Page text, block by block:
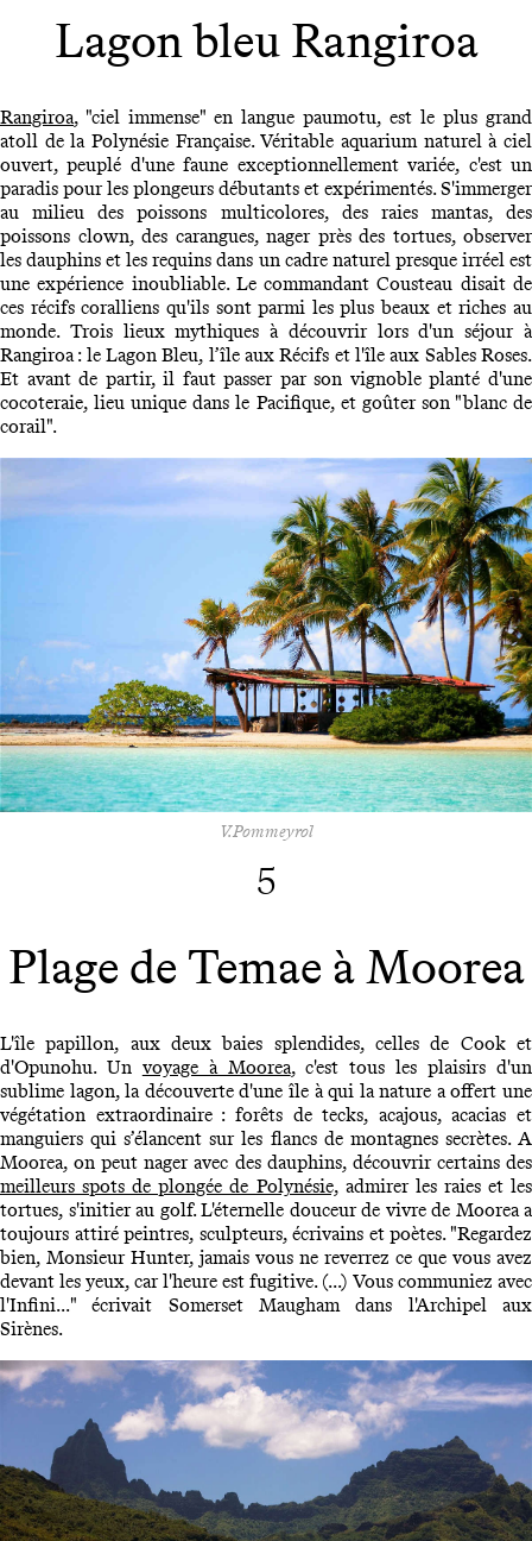
Lagon bleu Rangiroa
Rangiroa, "ciel immense" en langue paumotu, est le plus grand
atoll de la Polynésie Française. Véritable aquarium naturel à ciel
ouvert, peuplé d'une faune exceptionnellement variée, c'est un
paradis pour les plongeurs débutants et expérimentés. S'immerger
au milieu des poissons multicolores, des raies mantas, des
poissons clown, des carangues, nager près des tortues, observer
les dauphins et les requins dans un cadre naturel presque irréel est
une expérience inoubliable. Le commandant Cousteau disait de
ces récifs coralliens qu'ils sont parmi les plus beaux et riches au
monde. Trois lieux mythiques à découvrir lors d'un séjour à
Rangiroa : le Lagon Bleu, l’île aux Récifs et l'île aux Sables Roses.
Et avant de partir, il faut passer par son vignoble planté d'une
cocoteraie, lieu unique dans le Pacifique, et goûter son "blanc de
corail".
V.Pommeyrol
5
Plage de Temae à Moorea
L'île papillon, aux deux baies splendides, celles de Cook et
d'Opunohu. Un voyage à Moorea, c'est tous les plaisirs d'un
sublime lagon, la découverte d'une île à qui la nature a offert une
végétation extraordinaire : forêts de tecks, acajous, acacias et
manguiers qui s’élancent sur les flancs de montagnes secrètes. A
Moorea, on peut nager avec des dauphins, découvrir certains des
meilleurs spots de plongée de Polynésie,admirer les raies et les
tortues, s'initier au golf. L'éternelle douceur de vivre de Moorea a
toujours attiré peintres, sculpteurs, écrivains et poètes. "Regardez
bien, Monsieur Hunter, jamais vous ne reverrez ce que vous avez
devant les yeux, car l'heure est fugitive. (...) Vous communiez avec
l'Infini..." écrivait Somerset Maugham dans l'Archipel aux
Sirènes.